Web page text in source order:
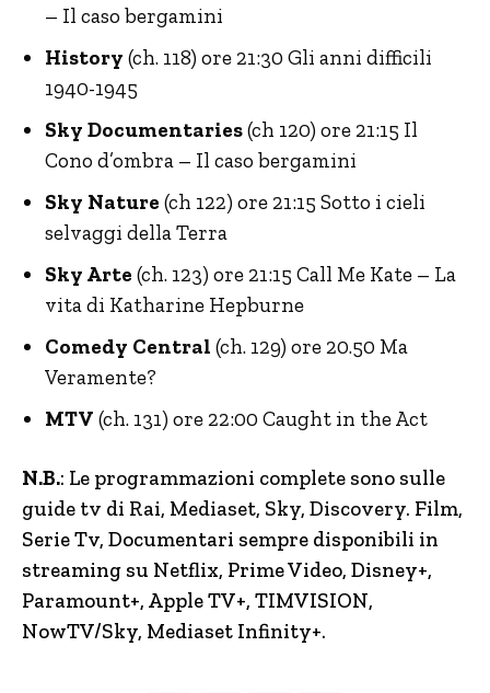
– Il caso bergamini
History (ch. 118) ore 21:30 Gli anni difficili
1940-1945
Sky Documentaries(ch 120) ore 21:15 Il
Cono d’ombra – Il caso bergamini
Sky Nature (ch 122) ore 21:15 Sotto i cieli
selvaggi della Terra
Sky Arte (ch. 123) ore 21:15 Call Me Kate – La
vita di Katharine Hepburne
Comedy Central (ch. 129) ore 20.50 Ma
Veramente?
MTV (ch. 131) ore 22:00 Caught in the Act
N.B.: Le programmazioni complete sono sulle
guide tv di Rai, Mediaset, Sky, Discovery. Film,
Serie Tv, Documentari sempre disponibili in
streaming su Netflix, Prime Video, Disney+,
Paramount+, Apple TV+, TIMVISION,
NowTV/Sky, Mediaset Infinity+.